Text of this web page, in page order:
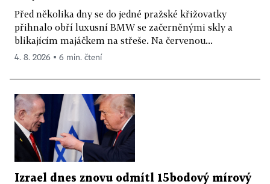
Před několika dny se do jedné pražské křižovatky
přihnalo obří luxusní BMW se začerněnými skly a
blikajícím majáčkem na střeše. Na červenou...
4. 8. 2026 ▪ 6 min. čtení
Izrael dnes znovu odmítl 15bodový mírový